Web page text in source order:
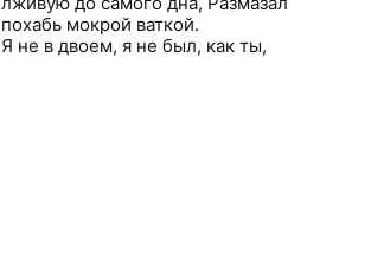
похабь мокрой ваткой.
Я не в двоем, я не был, как ты,